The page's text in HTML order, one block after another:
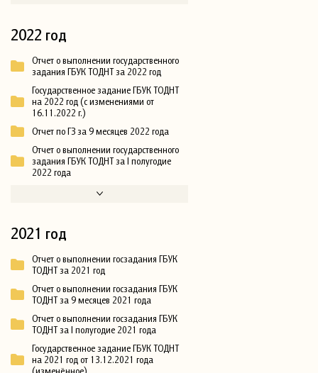
2022 год
Отчет о выполнении государственного
задания ГБУК ТОДНТ за 2022 год
Государственное задание ГБУК ТОДНТ
на 2022 год (с изменениями от
16.11.2022 г.)
Отчет по ГЗ за 9 месяцев 2022 года
Отчет о выполнении государственного
задания ГБУК ТОДНТ за I полугодие
2022 года
2021 год
Отчет о выполнении госзадания ГБУК
ТОДНТ за 2021 год
Отчет о выполнении госзадания ГБУК
ТОДНТ за 9 месяцев 2021 года
Отчет о выполнении госзадания ГБУК
ТОДНТ за I полугодие 2021 года
Государственное задание ГБУК ТОДНТ
на 2021 год от 13.12.2021 года
(изменённое)